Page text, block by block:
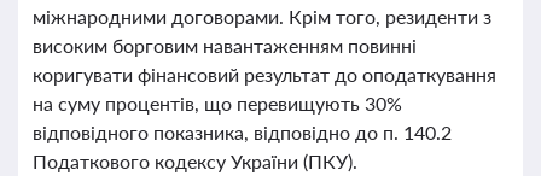
міжнародними договорами. Крім того, резиденти з
високим борговим навантаженням повинні
коригувати фінансовий результат до оподаткування
на суму процентів, що перевищують 30%
відповідного показника, відповідно до п. 140.2
Податкового кодексу України (ПКУ).